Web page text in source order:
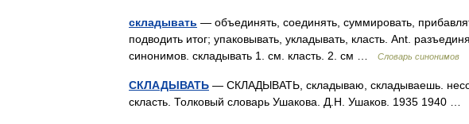
складывать — объединять, соединять, суммировать,
подводить итог; упаковывать, укладывать, класть. Ant.
синонимов. складывать 1. см. класть. 2. см …
Словарь синонимов
СКЛАДЫВАТЬ — СКЛАДЫВАТЬ, складываю, складываешь.
скласть. Толковый словарь Ушакова. Д.Н. Ушаков. 1935 1940 …